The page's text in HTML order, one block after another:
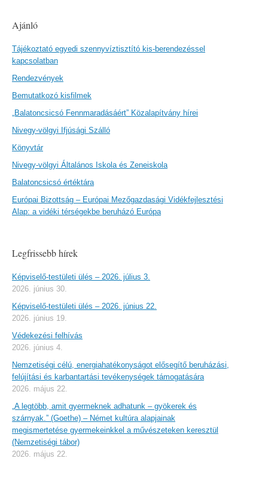
Ajánló
Tájékoztató egyedi szennyvíztisztító kis-berendezéssel
kapcsolatban
Rendezvények
Bemutatkozó kisfilmek
„Balatoncsicsó Fennmaradásáért” Közalapítvány hírei
Nivegy-völgyi Ifjúsági Szálló
Könyvtár
Nivegy-völgyi Általános Iskola és Zeneiskola
Balatoncsicsó értéktára
Európai Bizottság – Európai Mezőgazdasági Vidékfejlesztési
Alap: a vidéki térségekbe beruházó Európa
Legfrissebb hírek
Képviselő-testületi ülés – 2026. július 3.
2026. június 30.
Képviselő-testületi ülés – 2026. június 22.
2026. június 19.
Védekezési felhívás
2026. június 4.
Nemzetiségi célú, energiahatékonyságot elősegítő beruházási,
felújítási és karbantartási tevékenységek támogatására
2026. május 22.
„A legtöbb, amit gyermeknek adhatunk – gyökerek és
szárnyak.” (Goethe) – Német kultúra alapjainak
megismertetése gyermekeinkkel a művészeteken keresztül
(Nemzetiségi tábor)
2026. május 22.